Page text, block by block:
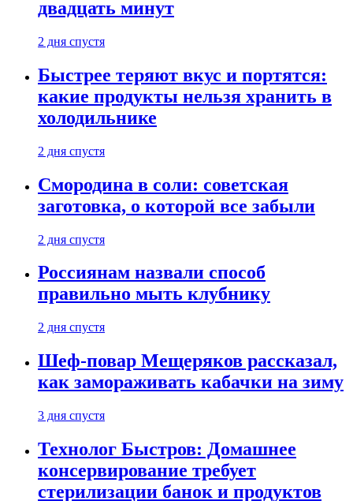
двадцать минут
2 дня спустя
Быстрее теряют вкус и портятся:
какие продукты нельзя хранить в
холодильнике
2 дня спустя
Смородина в соли: советская
заготовка, о которой все забыли
2 дня спустя
Россиянам назвали способ
правильно мыть клубнику
2 дня спустя
Шеф-повар Мещеряков рассказал,
как замораживать кабачки на зиму
3 дня спустя
Технолог Быстров: Домашнее
консервирование требует
стерилизации банок и продуктов